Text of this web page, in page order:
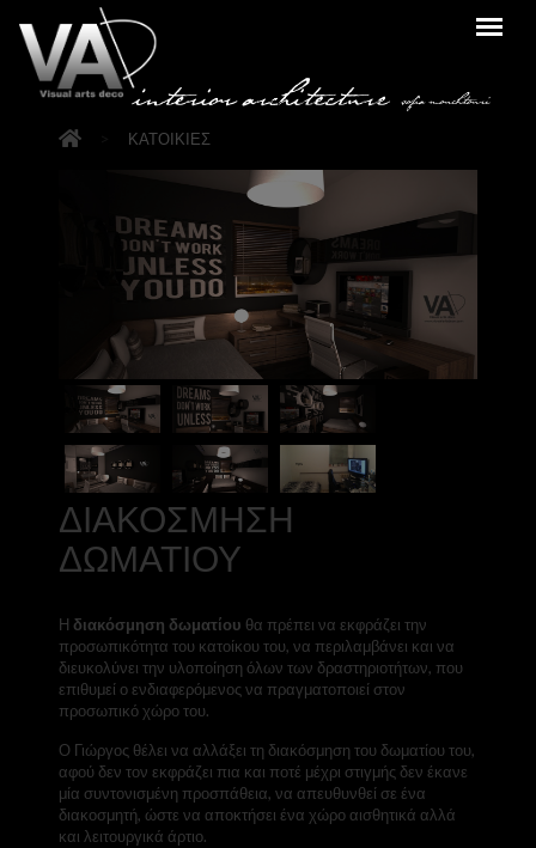
ΚΑΤΟΙΚΙΕΣ
ΔΙΑΚΟΣΜΗΣΗ
ΔΩΜΑΤΙΟΥ
Η διακόσμηση δωματίου θα πρέπει να εκφράζει την
προσωπικότητα του κατοίκου του, να περιλαμβάνει και να
διευκολύνει την υλοποίηση όλων των δραστηριοτήτων, που
επιθυμεί ο ενδιαφερόμενος να πραγματοποιεί στον
προσωπικό χώρο του.
Ο Γιώργος θέλει να αλλάξει τη διακόσμηση του δωματίου του,
αφού δεν τον εκφράζει πια και ποτέ μέχρι στιγμής δεν έκανε
μία συντονισμένη προσπάθεια, να απευθυνθεί σε ένα
διακοσμητή, ώστε να αποκτήσει ένα χώρο αισθητικά αλλά
και λειτουργικά άρτιο.